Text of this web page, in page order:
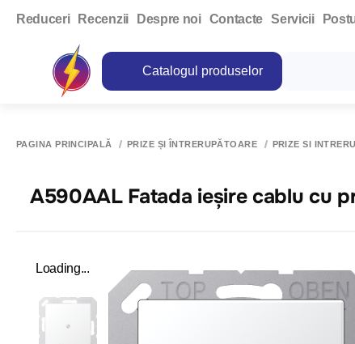
Reduceri Recenzii Despre noi Contacte Servicii
Catalogul produselor
PAGINA PRINCIPALĂ PRIZE ȘI ÎNTRERUPĂTOARE PRIZE SI
A590AAL Fatada ieșire cablu cu
Loading...